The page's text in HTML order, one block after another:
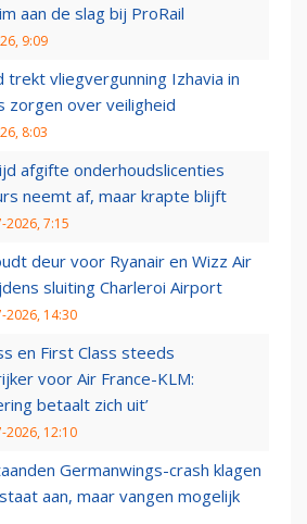
aan de slag bij ProRail
9:09
trekt vliegvergunning Izhavia in
zorgen over veiligheid
8:03
afgifte onderhoudslicenties
neemt af, maar krapte blijft
2026, 7:15
deur voor Ryanair en Wizz Air
sluiting Charleroi Airport
2026, 14:30
en First Class steeds
voor Air France-KLM:
betaalt zich uit’
2026, 12:10
Germanwings-crash klagen
aan, maar vangen mogelijk